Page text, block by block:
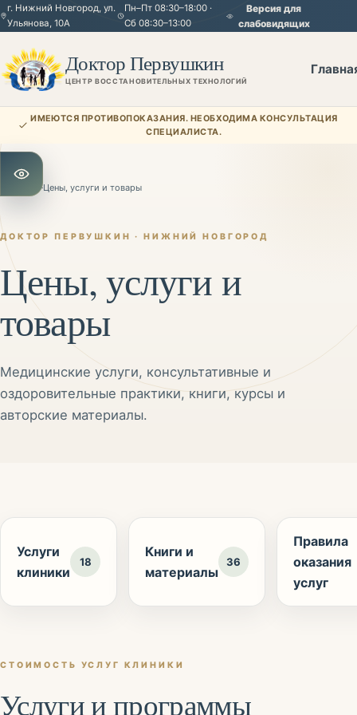
г. Нижний Новгород, ул.
Ульянова, 10А
Пн–Пт 08:30–18:00 ·
Сб 08:30–13:00
Версия для
слабовидящих
Доктор Первушкин
ЦЕНТР ВОССТАНОВИТЕЛЬНЫХ ТЕХНОЛОГИЙ
Открыть настройки для слабовидящих
ИМЕЮТСЯ ПРОТИВОПОКАЗАНИЯ. НЕОБХОДИМА КОНСУЛЬТАЦИЯ
СПЕЦИАЛИСТА.
—Цены, услуги и товары
ДОКТОР ПЕРВУШКИН · НИЖНИЙ НОВГОРОД
Цены, услуги и
товары
Медицинские услуги, консультативные и
оздоровительные практики, книги, курсы и
авторские материалы.
Услуги
клиники
18
Книги и
материалы
36
Правила
оказания
услуг
СТОИМОСТЬ УСЛУГ КЛИНИКИ
Услуги и программы